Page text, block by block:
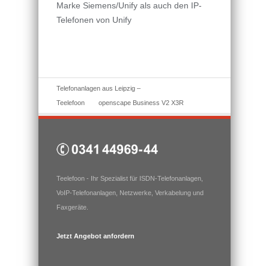
Marke Siemens/Unify als auch den IP-
Telefonen von Unify
Telefonanlagen aus Leipzig –
Teelefoon
openscape Business V2 X3R
Teelefoon - Ihr Spezialist für ISDN-Telefonanlagen,
VoIP-Telefonanlagen, Netzwerke, Verkabelung und
Faxgeräte.
Jetzt Angebot anfordern